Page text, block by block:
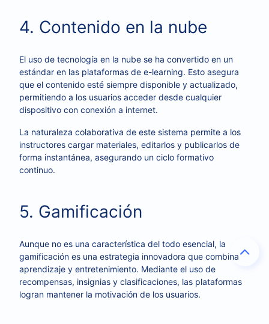
4. Contenido en la nube
El uso de tecnología en la nube se ha convertido en un
estándar en las plataformas de e-learning. Esto asegura
que el contenido esté siempre disponible y actualizado,
permitiendo a los usuarios acceder desde cualquier
dispositivo con conexión a internet.
La naturaleza colaborativa de este sistema permite a los
instructores cargar materiales, editarlos y publicarlos de
forma instantánea, asegurando un ciclo formativo
continuo.
5. Gamificación
Aunque no es una característica del todo esencial, la
gamificación es una estrategia innovadora que combina
aprendizaje y entretenimiento. Mediante el uso de
recompensas, insignias y clasificaciones, las plataformas
logran mantener la motivación de los usuarios.